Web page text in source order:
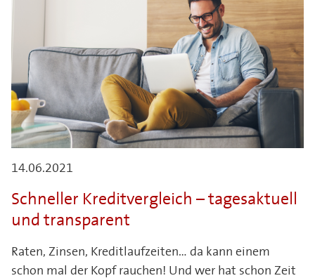
14.06.2021
Schneller Kreditvergleich – tagesaktuell
und transparent
Raten, Zinsen, Kreditlaufzeiten… da kann einem
schon mal der Kopf rauchen! Und wer hat schon Zeit